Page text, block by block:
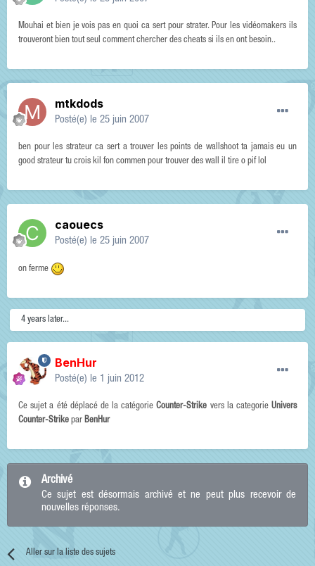
Mouhai et bien je vois pas en quoi ca sert pour strater. Pour les vidéomakers ils
trouveront bien tout seul comment chercher des cheats si ils en ont besoin..
mtkdods
Posté(e) le 25 juin 2007
ben pour les strateur ca sert a trouver les points de wallshoot ta jamais eu un
good strateur tu crois kil fon commen pour trouver des wall il tire o pif lol
caouecs
Posté(e) le 25 juin 2007
on ferme
4 years later...
BenHur
Posté(e) le 1 juin 2012
Ce sujet a été déplacé de la catégorieCounter-Strike vers la categorieUnivers
Counter-Strike par BenHur
Archivé
Ce sujet est désormais archivé et ne peut plus recevoir de
nouvelles réponses.
Aller sur la liste des sujets